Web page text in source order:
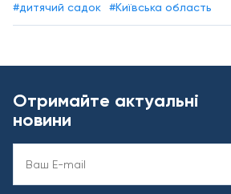
#дитячий садок #Київська область
Отримайте актуальні
новини